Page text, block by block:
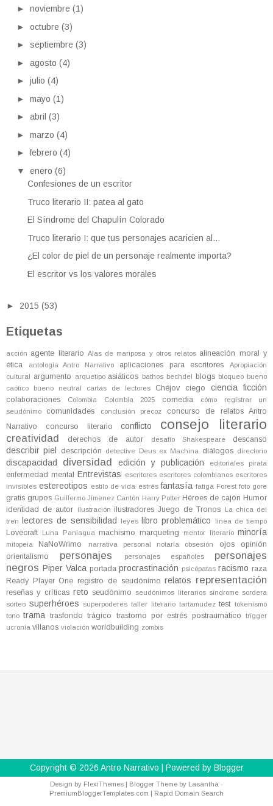
► noviembre (1)
► octubre (3)
► septiembre (3)
► agosto (4)
► julio (4)
► mayo (1)
► abril (3)
► marzo (4)
►febrero (4)
▼
enero (6)
Confesiones de un escritor
Truco literario II: patea al gato
El Síndrome del Chapulín Colorado
Truco literario I: que tus personajes acaricien al...
¿El color de piel de un personaje realmente importa?
El escritor vs los valores morales
► 2015 (53)
Etiquetas
acción agente literario Alas de mariposa y otros relatos alineación moral y
ética
antologíaAntro Narrativo aplicaciones para escritoresApropiación
cultural
argumento arquetipo asiáticos bathos bechdel blogs bloqueo bueno
caótico
bueno neutral cartas de lectores Chéjov ciego ciencia ficción
colaboraciones Colombia Colombia 2025 comedia
cómo registrar un
seudónimo comunidades conclusión precoz
concurso de relatos Antro
Narrativo concurso literarioconflicto consejo literario
creatividad derechos de autor desafío Shakespeare descanso
describir piel descripción detective Deus ex Machina diálogos directorio
discapacidad diversidad edición y publicación editoriales pirata
enfermedad mental Entrevistas escritores escritores colombianos escritores
invisiblesestereotipos estilo de vida estrésfantasía fatiga Forest foto gore
gratis grupos Guillermo Jímenez Cantón Harry Potter Héroes de cajón Humor
identidad de autor
ílustración ilustradoresJuego de Tronos
La chica del
tren
lectores de sensibilidad leyes libro problemático línea de tiempo
Lovecraft Luna Paniagua machismomarqueting mentor literario minoría
mitopeia NaNoWrimo narrativa personal notaría obsesión ojos opinión
orientalismo personajes personajes españoles personajes
negros Piper Valca portadaprocrastinación psicópatas racismoraza
Ready Player Oneregistro de seudónimorelatos representación
reseñas y críticas reto seudónimo seudónimos literarios síndrome sordera
sorteo superhéroes superpoderestaller literario tartamudeztesttokenismo
tonotrama trasfondo trágico trastorno por estrés postraumático trigger
ucronía villanos violación worldbuilding zombis
Copyright © 2026 Antro Narrativo | Powered by Blogger
Design by FlexiThemes | Blogger Theme by Lasantha -
PremiumBloggerTemplates.com
Rapid Domain Search